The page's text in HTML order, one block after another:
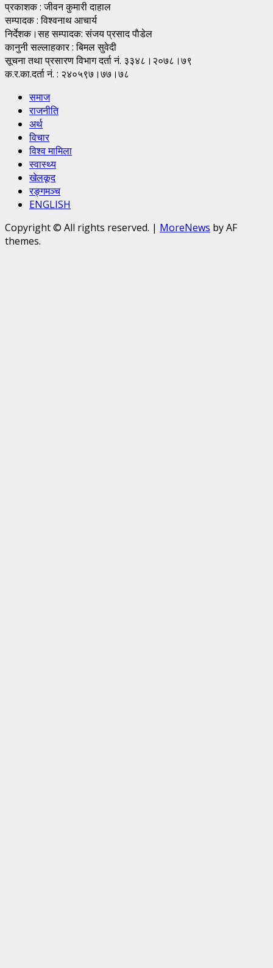
प्रकाशक : जीवन कुमारी दाहाल
सम्पादक : विश्वनाथ आचार्य
निर्देशक।सह सम्पादक: संजय प्रसाद पाैडेल
कानुनी सल्लाहकार : बिमल सुवेदी
सूचना तथा प्रसारण विभाग दर्ता नं. ३३४८।२०७८।७९
क.र.का.दर्ता नं. : २४०५९७।७७।७८
समाज
राजनीति
अर्थ
विचार
विश्व मामिला
स्वास्थ्य
खेलकूद
रङ्गमञ्च
ENGLISH
Copyright © All rights reserved. | MoreNews by AF
themes.